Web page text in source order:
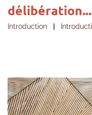
délibération...
Introduction